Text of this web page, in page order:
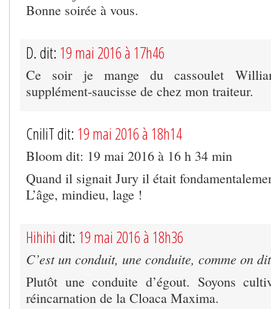
Bonne soirée à vous.
D. dit: 19 mai 2016 à 17h46
Ce soir je mange du cassoulet
supplément-saucisse de chez mon traiteur.
CniliT dit: 19 mai 2016 à 18h14
Bloom dit: 19 mai 2016 à 16 h 34 min
Quand il signait Jury il était
L’âge, mindieu, lage !
Hihihi dit: 19 mai 2016 à 18h36
C’est un conduit, une conduite, comme on
Plutôt une conduite d’égout. Soyons
réincarnation de la Cloaca Maxima.